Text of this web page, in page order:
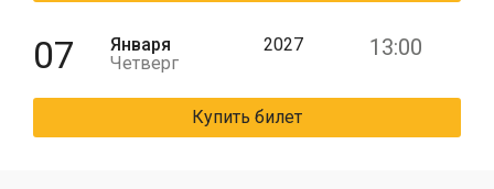
07
Января
Четверг
2027 13:00
Купить билет